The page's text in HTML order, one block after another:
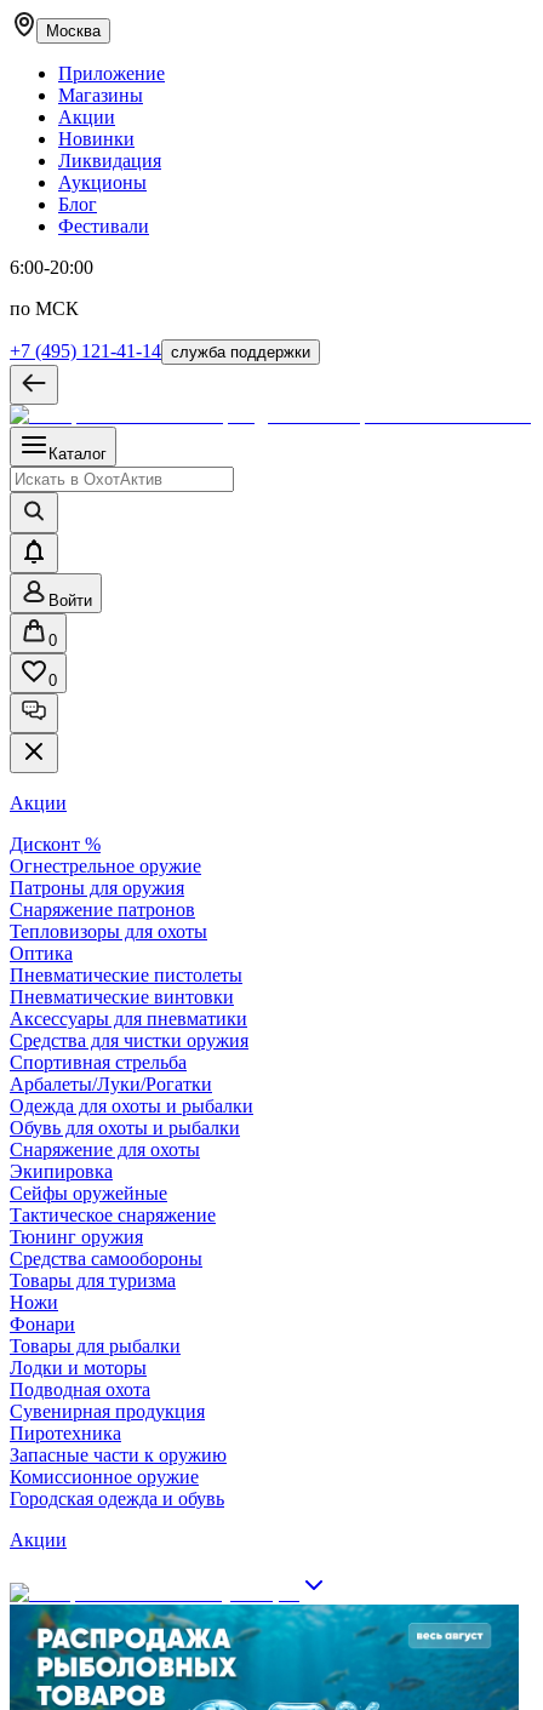
Москва
Приложение
Магазины
Акции
Новинки
Ликвидация
Аукционы
Блог
Фестивали
6:00-20:00
по МСК
+7 (495) 121-41-14 служба поддержки
Каталог
Войти
0
0
Акции
Дисконт %
Огнестрельное оружие
Патроны для оружия
Снаряжение патронов
Тепловизоры для охоты
Оптика
Пневматические пистолеты
Пневматические винтовки
Аксессуары для пневматики
Средства для чистки оружия
Спортивная стрельба
Арбалеты/Луки/Рогатки
Одежда для охоты и рыбалки
Обувь для охоты и рыбалки
Снаряжение для охоты
Экипировка
Сейфы оружейные
Тактическое снаряжение
Тюнинг оружия
Средства самообороны
Товары для туризма
Ножи
Фонари
Товары для рыбалки
Лодки и моторы
Подводная охота
Сувенирная продукция
Пиротехника
Запасные части к оружию
Комиссионное оружие
Городская одежда и обувь
Акции